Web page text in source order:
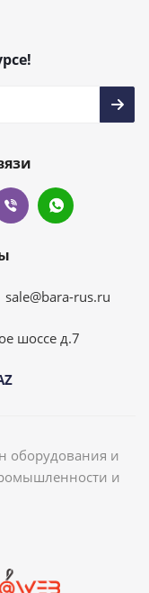
sale@bara-rus.ru
шоссе д.7
оборудования и
и